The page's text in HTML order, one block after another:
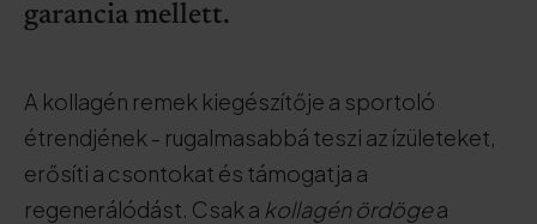
garancia mellett.
A kollagén remek kiegészítője a sportoló
étrendjének - rugalmasabbá teszi az ízületeket,
erősíti a csontokat és támogatja a
regenerálódást. Csak a kollagén ördögea